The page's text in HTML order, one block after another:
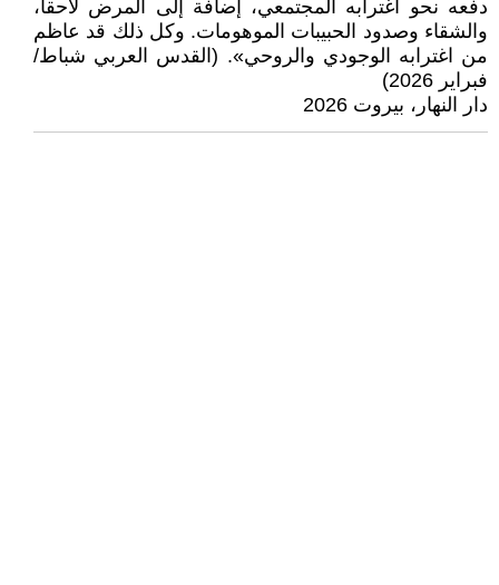
دفعه نحو اغترابه المجتمعي، إضافة إلى المرض لاحقاً،
والشقاء وصدود الحبيبات الموهومات. وكل ذلك قد عاظم
من اغترابه الوجودي والروحي». (القدس العربي شباط/
فبراير 2026)
دار النهار، بيروت 2026